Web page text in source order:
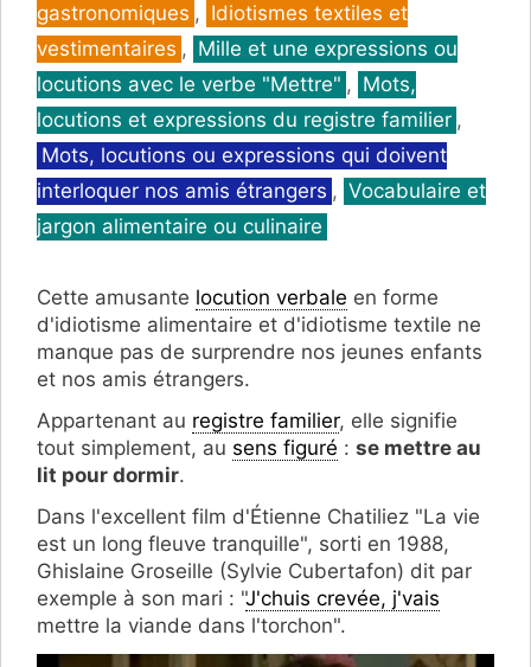
gastronomiques , Idiotismes textiles et
vestimentaires , Mille et une expressions ou
locutions avec le verbe "Mettre" , Mots,
locutions et expressions du registre familier ,
Mots, locutions ou expressions qui doivent
interloquer nos amis étrangers , Vocabulaire et
jargon alimentaire ou culinaire
Cette amusante locution verbale en forme
d'idiotisme alimentaire et d'idiotisme textile ne
manque pas de surprendre nos jeunes enfants
et nos amis étrangers.
Appartenant au registre familier, elle signifie
tout simplement, au sens figuré : se mettre au
lit pour dormir.
Dans l'excellent film d'Étienne Chatiliez "La vie
est un long fleuve tranquille", sorti en 1988,
Ghislaine Groseille (Sylvie Cubertafon) dit par
exemple à son mari : "J'chuis crevée, j'vais
mettre la viande dans l'torchon".